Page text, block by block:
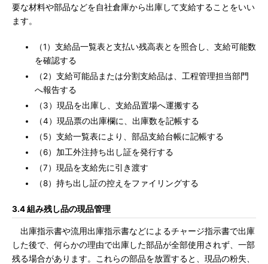
要な材料や部品などを自社倉庫から出庫して支給することをいい
ます。
（1）支給品一覧表と支払い残高表とを照合し、支給可能数
を確認する
（2）支給可能品または分割支給品は、工程管理担当部門
へ報告する
（3）現品を出庫し、支給品置場へ運搬する
（4）現品票の出庫欄に、出庫数を記帳する
（5）支給一覧表により、部品支給台帳に記帳する
（6）加工外注持ち出し証を発行する
（7）現品を支給先に引き渡す
（8）持ち出し証の控えをファイリングする
3.4 組み残し品の現品管理
出庫指示書や流用出庫指示書などによるチャージ指示書で出庫
した後で、何らかの理由で出庫した部品が全部使用されず、一部
残る場合があります。これらの部品を放置すると、現品の粉失、